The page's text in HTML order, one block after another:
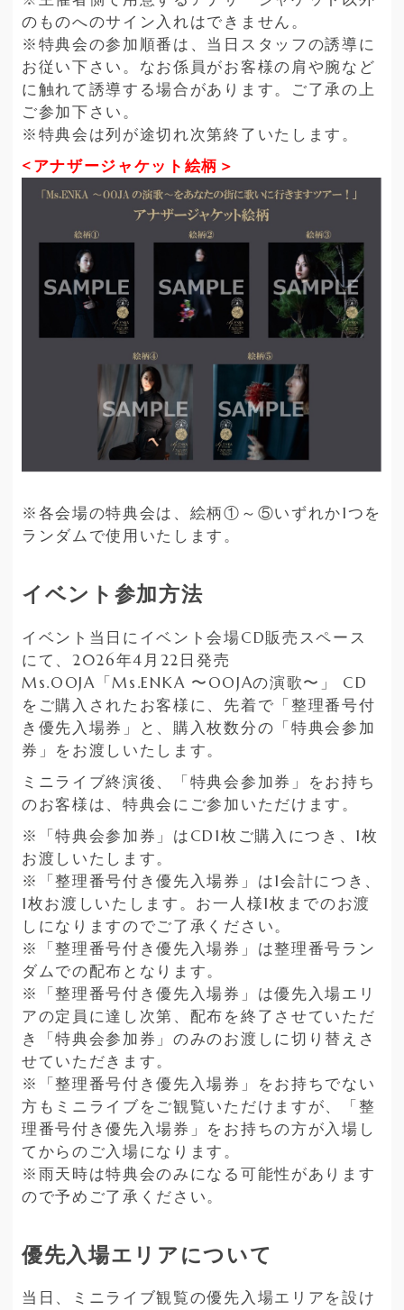
のものへのサイン入れはできません。
※特典会の参加順番は、当日スタッフの誘導に
お従い下さい。なお係員がお客様の肩や腕など
に触れて誘導する場合があります。ご了承の上
ご参加下さい。
※特典会は列が途切れ次第終了いたします。
<アナザージャケット絵柄＞
※各会場の特典会は、絵柄①～⑤いずれか1つを
ランダムで使用いたします。
イベント参加方法
イベント当日にイベント会場CD販売スペース
にて、2026年4月22日発売
Ms.OOJA「Ms.ENKA 〜OOJAの演歌〜」 CD
をご購入されたお客様に、先着で「整理番号付
き優先入場券」と、購入枚数分の「特典会参加
券」をお渡しいたします。
ミニライブ終演後、「特典会参加券」をお持ち
のお客様は、特典会にご参加いただけます。
※「特典会参加券」はCD1枚ご購入につき、1枚
お渡しいたします。
※「整理番号付き優先入場券」は1会計につき、
1枚お渡しいたします。お一人様1枚までのお渡
しになりますのでご了承ください。
※「整理番号付き優先入場券」は整理番号ラン
ダムでの配布となります。
※「整理番号付き優先入場券」は優先入場エリ
アの定員に達し次第、配布を終了させていただ
き「特典会参加券」のみのお渡しに切り替えさ
せていただきます。
※「整理番号付き優先入場券」をお持ちでない
方もミニライブをご観覧いただけますが、「整
理番号付き優先入場券」をお持ちの方が入場し
てからのご入場になります。
※雨天時は特典会のみになる可能性があります
ので予めご了承ください。
優先入場エリアについて
当日、ミニライブ観覧の優先入場エリアを設け